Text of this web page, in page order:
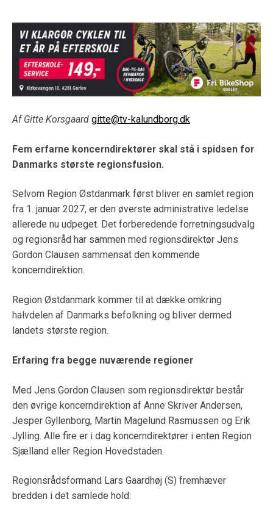
Af Gitte Korsgaard gitte@tv-kalundborg.dk
Fem erfarne koncerndirektører skal stå i spidsen for
Danmarks største regionsfusion.
Selvom Region Østdanmark først bliver en samlet region
fra 1. januar 2027, er den øverste administrative ledelse
allerede nu udpeget. Det forberedende forretningsudvalg
og regionsråd har sammen med regionsdirektør Jens
Gordon Clausen sammensat den kommende
koncerndirektion.
Region Østdanmark kommer til at dække omkring
halvdelen af Danmarks befolkning og bliver dermed
landets største region.
Erfaring fra begge nuværende regioner
Med Jens Gordon Clausen som regionsdirektør består
den øvrige koncerndirektion af Anne Skriver Andersen,
Jesper Gyllenborg, Martin Magelund Rasmussen og Erik
Jylling. Alle fire er i dag koncerndirektører i enten Region
Sjælland eller Region Hovedstaden.
Regionsrådsformand Lars Gaardhøj (S) fremhæver
bredden i det samlede hold: